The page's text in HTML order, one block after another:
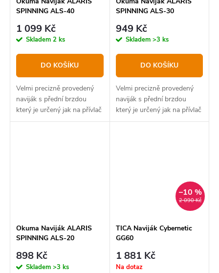
SPINNING ALS-40
1 099 Kč
Skladem 2 ks
DO KOŠÍKU
Velmi precizně provedený
naviják s přední brzdou
který je určený jak na přívlač
tak na plavanou nebo
SPINNING ALS-30
949 Kč
Skladem >3 ks
DO KOŠÍKU
Velmi precizně provedený
naviják s přední brzdou
který je určený jak na přívlač
tak na plavanou nebo
Okuma Naviják ALARIS
SPINNING ALS-20
898 Kč
Skladem >3 ks
2 090 Kč
–10 %
TICA Naviják Cybernetic
GG60
1 881 Kč
Na dotaz